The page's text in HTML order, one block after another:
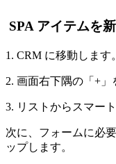
SPA アイテムを
1. CRM に移動します。
2. 画面右下隅の「+」
3. リストからスマー
次に、フォームに必
ップします。